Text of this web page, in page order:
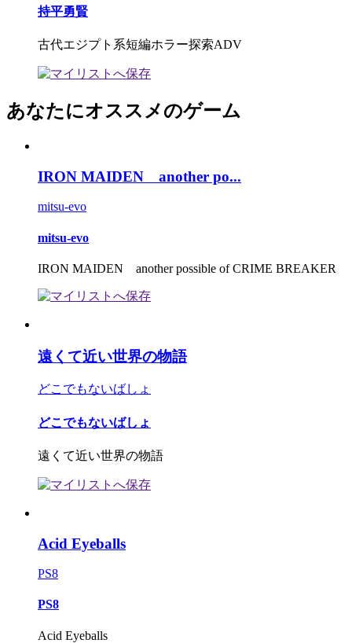
持平勇賢
古代エジプト系短編ホラー探索ADV
あなたにオススメのゲーム
IRON MAIDEN another po...
mitsu-evo
mitsu-evo
IRON MAIDEN another possible of CRIME BREAKER
遠くて近い世界の物語
どこでもないばしょ
どこでもないばしょ
遠くて近い世界の物語
Acid Eyeballs
PS8
PS8
Acid Eyeballs